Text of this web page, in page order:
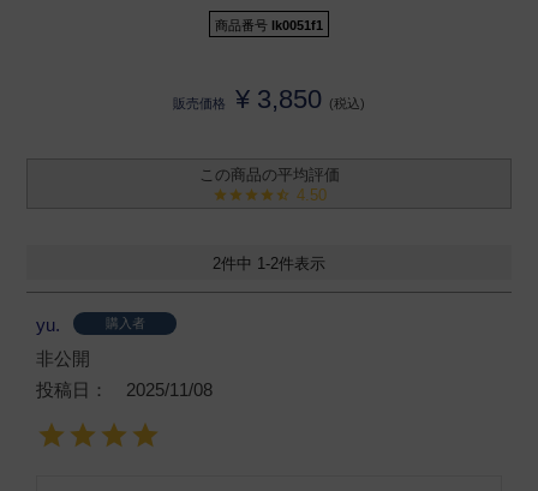
商品番号 lk0051f1
販売価格 ¥ 3,850 税込
4.50
2件中 1-2件表示
yu. 購入者
非公開
投稿日
2025/11/08